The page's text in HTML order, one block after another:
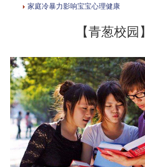
家庭冷暴力影响宝宝心理健康
【青葱校园】